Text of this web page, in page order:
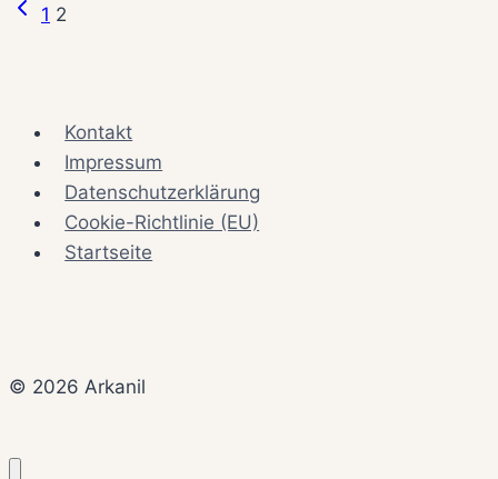
Seitennavigation
Vorherige
1 2
Kontakt
Impressum
Datenschutzerklärung
Cookie-Richtlinie (EU)
Startseite
© 2026 Arkanil